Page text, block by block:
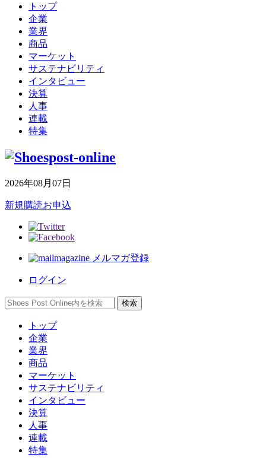
トップ
企業
業界
商品
マーケット
サステナビリティ
インタビュー
決算
人事
連載
特集
2026年08月07日
新規購読お申込
メルマガ登録
ログイン
トップ
企業
業界
商品
マーケット
サステナビリティ
インタビュー
決算
人事
連載
特集